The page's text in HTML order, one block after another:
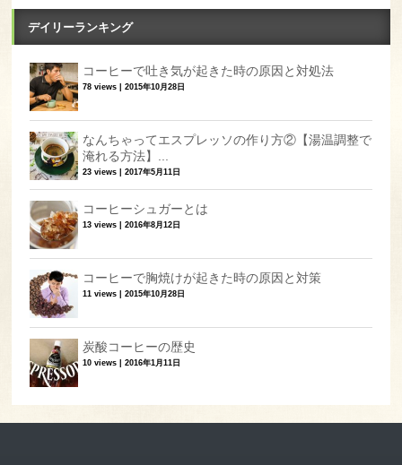
デイリーランキング
コーヒーで吐き気が起きた時の原因と対処法
78 views |2015年10月28日
なんちゃってエスプレッソの作り方②【湯温調整で
淹れる方法】...
23 views |2017年5月11日
コーヒーシュガーとは
13 views |2016年8月12日
コーヒーで胸焼けが起きた時の原因と対策
11 views |2015年10月28日
炭酸コーヒーの歴史
10 views |2016年1月11日